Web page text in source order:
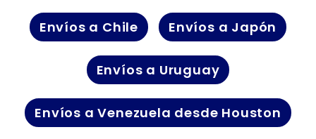
Envíos a Chile Envíos a Japón
Envíos a Uruguay
Envíos a Venezuela desde Houston